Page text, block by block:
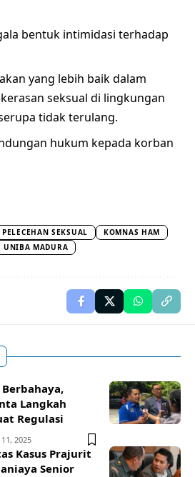
bentuk intimidasi terhadap
yang lebih baik dalam
seksual di lingkungan
tidak terulang.
hukum kepada korban
SEKSUAL
KOMNAS HAM
UNIBA MADURA
Langkah
Regulasi
2025
Kasus Prajurit
Senior